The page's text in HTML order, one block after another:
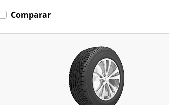
Comparar